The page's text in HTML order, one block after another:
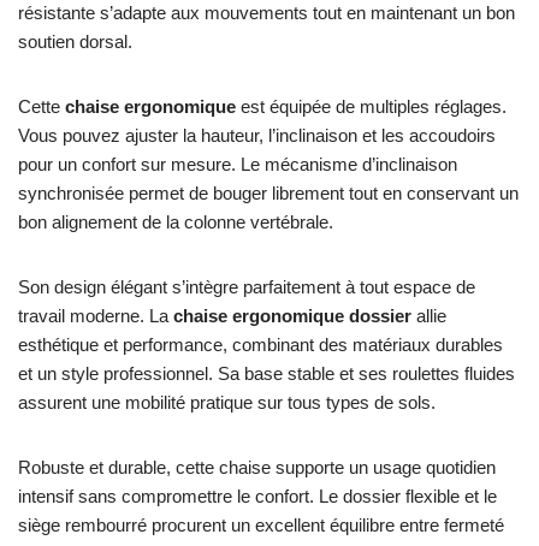
résistante s’adapte aux mouvements tout en maintenant un bon
soutien dorsal.
Cette chaise ergonomique est équipée de multiples réglages.
Vous pouvez ajuster la hauteur, l’inclinaison et les accoudoirs
pour un confort sur mesure. Le mécanisme d’inclinaison
synchronisée permet de bouger librement tout en conservant un
bon alignement de la colonne vertébrale.
Son design élégant s’intègre parfaitement à tout espace de
travail moderne. La chaise ergonomique dossier allie
esthétique et performance, combinant des matériaux durables
et un style professionnel. Sa base stable et ses roulettes fluides
assurent une mobilité pratique sur tous types de sols.
Robuste et durable, cette chaise supporte un usage quotidien
intensif sans compromettre le confort. Le dossier flexible et le
siège rembourré procurent un excellent équilibre entre fermeté